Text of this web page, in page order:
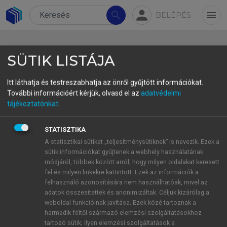
search person BELÉPÉS menu
3.4.1. Az okos kormányzás
fogalma és szerepe a
turizmusban
A turizmusirányítás rendszere az elmúlt évtizedben
jelentős átalakuláson ment keresztül, amelynek
középpontjában az okos kormányzás (smart
governance) koncepciója áll. Az okos kormányzás
a kormányzati döntéshozatal, a technológiai
innováció és a társadalmi részvétel
SÜTIK LISTÁJA
Itt láthatja és testreszabhatja az önről gyűjtött információkat.
További információért kérjük, olvasd el az adatvédelmi
tájékoztatónkat.
STATISZTIKA
A statisztikai sütiket „teljesítménysütiknek” is nevezik. Ezek a
sütik információkat gyűjtenek a webhely használatának
módjáról, többek között arról, hogy milyen oldalakat keresett
fel és milyen linkekre kattintott. Ezek az információk a
felhasználó azonosítására nem használhatóak, mivel az
adatok összesítettek és anonimizáltak. Céljuk kizárólag a
weboldal funkcióinak javítása. Ezek közé tartoznak a
harmadik féltől származó elemzési szolgáltatásokhoz
tartozó sütik; ilyen elemzési szolgáltatások a